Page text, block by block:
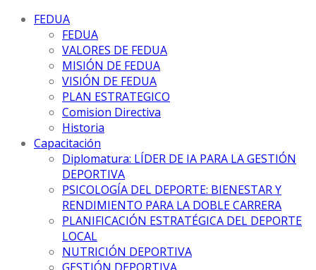
FEDUA
FEDUA
VALORES DE FEDUA
MISIÓN DE FEDUA
VISIÓN DE FEDUA
PLAN ESTRATEGICO
Comision Directiva
Historia
Capacitación
Diplomatura: LÍDER DE IA PARA LA GESTIÓN
DEPORTIVA
PSICOLOGÍA DEL DEPORTE: BIENESTAR Y
RENDIMIENTO PARA LA DOBLE CARRERA
PLANIFICACIÓN ESTRATÉGICA DEL DEPORTE
LOCAL
NUTRICIÓN DEPORTIVA